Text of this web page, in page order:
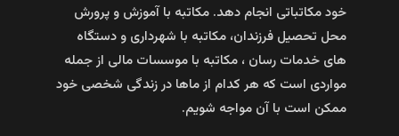
خود مکاتباتی انجام دهد. مکاتبه با آموزش و پرورش
محل تحصیل فرزندان، مکاتبه با شهرداری و دستگاه
های خدمات رسان ، مکاتبه با موسسات مالی از جمله
مواردی است که هر کدام از ماها در زندگی شخصی خود
ممکن است با آن مواجه شویم.